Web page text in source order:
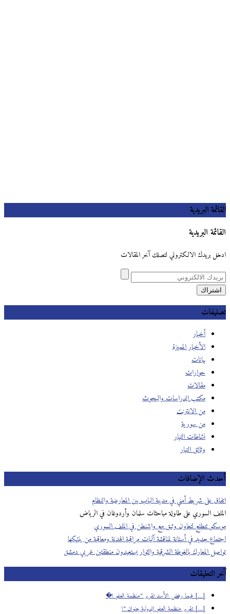
القائمة البريدية
القائمة البريدية
ادخل بريدك الالكتروني لتصلك آخر المقالات
تصنيفات
أخبار
الأخبار المميزة
بيانات
حوارات
مقالات
مكتب الدراسات والبحوث
من الانترنت
من سورية
نشاطات التيار
وثائق التيار
أحدث الإضافات
اتفاق على شريط أمني في مدينة الباب بين المعارضة والنظام
الملف السوري على طاولة مباحثات سلمان وأردوغان في الرياض
موسكو تتطلع لتعاون وثيق مع واشنطن في الملف السوري
اجتماع جديد في أستانة لمناقشة آليات مراقبة الهدنة ومعاقبة من ينتهكها
تواصل المعارك بالغوطة الشرقية والثوار يستعيدون منطقتين غربي دمشق
آخر التعليقات
[…] فيما رفض الأسد تقرير “منظمة العفو ا�
[…] تقرير منظمة العفو الدولية بعنوان “ا